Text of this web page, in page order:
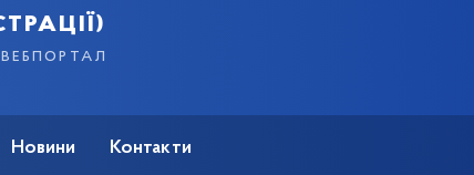
Новини Контакти